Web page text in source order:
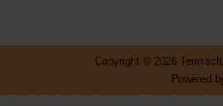
Copyright © 2026
Powered